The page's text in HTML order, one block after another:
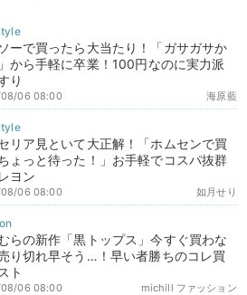
ーで買ったら大当たり！「ガサガサか
から手軽に卒業！100円なのに実力派
り
海原藍
06 08:00
リア見といて大正解！「ホムセンで買
ょっと待った！」お手軽でコスパ抜群
ヨン
如月せり
06 08:00
らの新作「黒トップス」今すぐ買わな
り切れ早そう…！早い者勝ちのコレ買
ト
michill ファッション
06 08:00